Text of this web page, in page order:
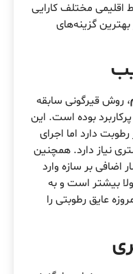
مختلف کارایی
گزینه‌های
، روش قیرگونی سابقه
بوده است. این
دارد اما اجرای
نیاز دارد. همچنین
اضافی بر سازه وارد
بیشتر است و به
عایق رطوبتی را